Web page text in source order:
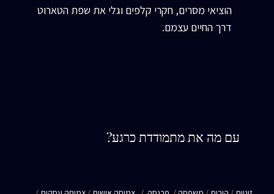
הוציאי מסרים, חקרי קלפים וגלי את שפת הטארוט
דרך החיים עצמם.
עם מה את מתמודדת כרגע?